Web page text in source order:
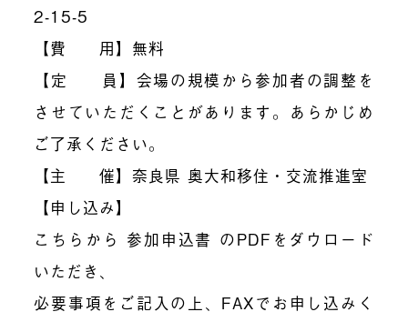
2-15-5
【費 用】無料
【定 員】会場の規模から参加者の調整を
させていただくことがあります。あらかじめ
ご了承ください。
【主 催】奈良県 奥大和移住・交流推進室
【申し込み】
こちらから 参加申込書 のPDFをダウロード
いただき、
必要事項をご記入の上、FAXでお申し込みく